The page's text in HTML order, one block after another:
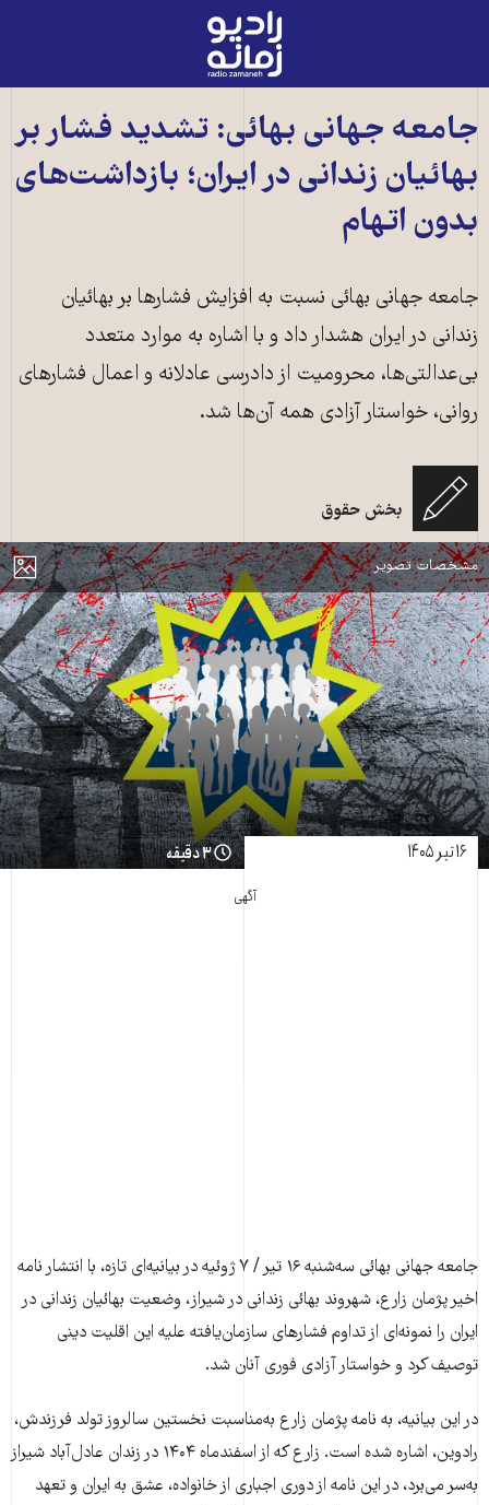
رادیو
زمانه
صفحه
اصلی
جامعه جهانی بهائی: تشدید فشار بر
بهائیان زندانی در ایران؛ بازداشت‌های
بدون اتهام
جامعه جهانی بهائی نسبت به افزایش فشارها بر بهائیان
زندانی در ایران هشدار داد و با اشاره به موارد متعدد
بی‌عدالتی‌ها، محرومیت از دادرسی عادلانه و اعمال فشارهای
روانی، خواستار آزادی همه آن‌ها شد.
بخش حقوق
نمایش
مشخصات تصویر
آزار و اذیت بهاییان در ایران ـ طرح از «زمانه»
۱۶ تیر ۱۴۰۵ ۳ دقیقه
آگهی
جامعه جهانی بهائی سه‌شنبه ۱۶ تیر / ۷ ژوئیه در بیانیه‌ای تازه، با انتشار نامه‌
اخیر پژمان زارع، شهروند بهائی زندانی در شیراز، وضعیت بهائیان زندانی در
ایران را نمونه‌ای از تداوم فشارهای سازمان‌یافته علیه این اقلیت دینی
توصیف کرد و خواستار آزادی فوری آنان شد.
در این بیانیه، به نامه پژمان زارع به‌مناسبت نخستین سالروز تولد فرزندش،
رادوین، اشاره شده است. زارع که از اسفندماه ۱۴۰۴ در زندان عادل‌آباد شیراز
به‌سر می‌برد، در این نامه از دوری اجباری از خانواده، عشق به ایران و تعهد